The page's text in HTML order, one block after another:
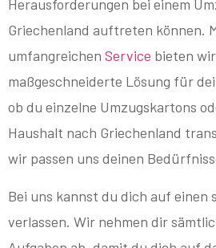
Herausforderungen bei einem
Griechenland auftreten können.
umfangreichen Service bieten
maßgeschneiderte Lösung für
ob du einzelne Umzugskartons
Haushalt nach Griechenland
wir passen uns deinen
Bei uns kannst du dich auf einen
verlassen. Wir nehmen dir